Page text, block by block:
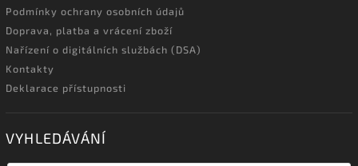
Podmínky ochrany osobních údajů
Doprava, platba a vrácení zboží
Nařízení o digitálních službách (DSA)
Kontakty
Deklarace přístupnosti
VYHLEDÁVÁNÍ